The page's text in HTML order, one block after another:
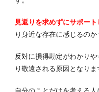
見返りを求めずにサポー
り身近な存在に感じるのか
反対に損得勘定がわかり
り敬遠される原因となりま
自分のことだけを考える